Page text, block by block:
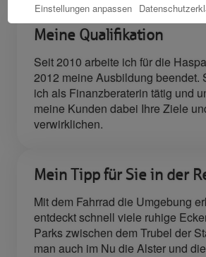
Meine Qualifikation
Seit 2010 arbeite ich für die
2012 meine Ausbildung beendet.
ich als Finanzberaterin tätig und
meine Kunden dabei Ihre Ziele
verwirklichen.
Mein Tipp für Sie in der
Mit dem Fahrrad die Umgebung
entdeckt schnell viele ruhige
Parks zwischen dem Trubel der
man auch im Nu die Alster und
Einstellungen anpassen